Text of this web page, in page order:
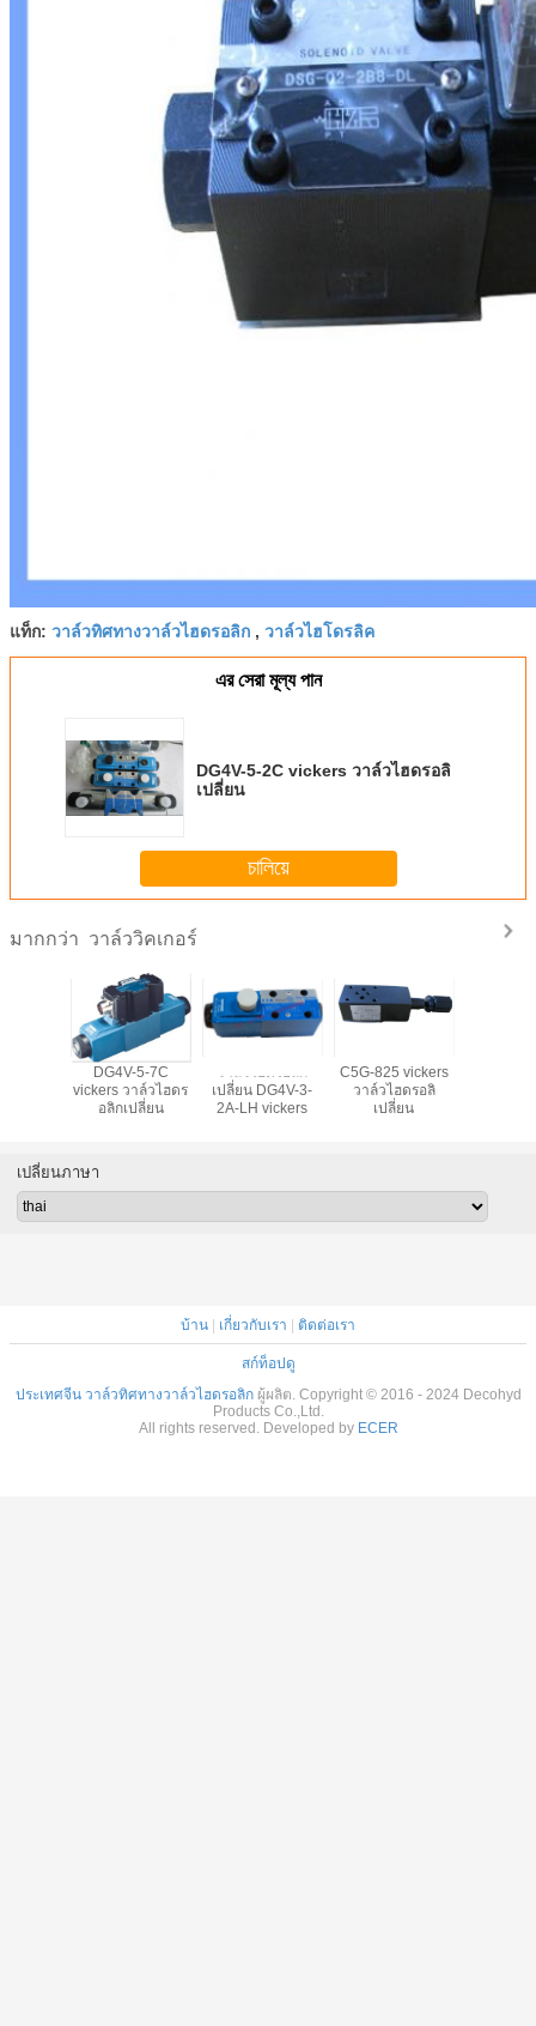
แท็ก: วาล์วทิศทางวาล์วไฮดรอลิก , วาล์วไฮโดรลิค
এর সেরা মূল্য পান
DG4V-5-2C vickers วาล์วไฮดรอลิ
เปลี่ยน
চালিয়ে
มากกว่า วาล์ววิคเกอร์
DG4V-5-7C
vickers วาล์วไฮดร
อลิกเปลี่ยน
วาล์วไฮดรอลิก
เปลี่ยน DG4V-3-
2A-LH vickers
C5G-825 vickers
วาล์วไฮดรอลิ
เปลี่ยน
เปลี่ยนภาษา
บ้าน | เกี่ยวกับเรา | ติดต่อเรา
สก์ท็อปดู
ประเทศจีน วาล์วทิศทางวาล์วไฮดรอลิกผู้ผลิต. Copyright © 2016 - 2024 Decohyd
Products Co.,Ltd.
All rights reserved. Developed by ECER